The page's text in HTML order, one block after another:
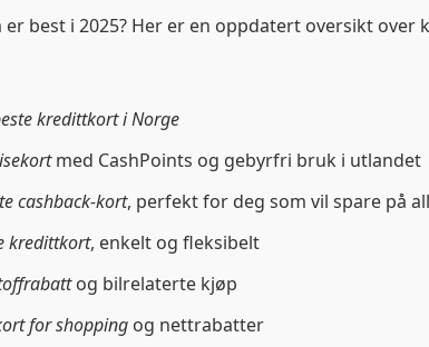
best i 2025? Her er en oppdatert oversikt over
kredittkort i Norge
med CashPoints og gebyrfri bruk i utlandet
cashback-kort, perfekt for deg som vil spare på
kredittkort, enkelt og fleksibelt
og bilrelaterte kjøp
for shopping og nettrabatter